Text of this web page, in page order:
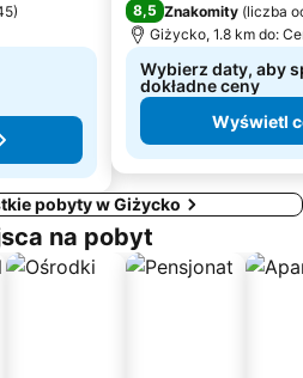
)
8,5 Znakomity (liczba
Giżycko, 1.8 km do:
Wybierz daty, aby
dokładne ceny
Wyświetl
pobyty w Giżycko
na pobyt